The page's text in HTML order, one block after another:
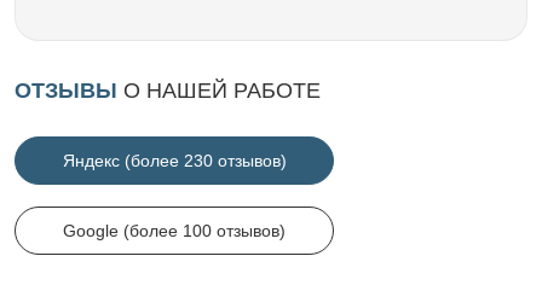
ОТЗЫВЫ О НАШЕЙ РАБОТЕ
Яндекс (более 230 отзывов)
Google (более 100 отзывов)